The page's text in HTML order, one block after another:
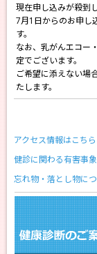
現在申し込みが殺到
7月1日からのお申し
す。
なお、乳がんエコー
定でございます。
ご希望に添えない場
たします。
2026/05/28
第3回ココトマ寄席
まちなか交流センタ
ます。
人気落語家・立川志
軽妙な語りと巧みな
アクセス情報はこちら
健診に関わる有害事
忘れ物・落とし物に